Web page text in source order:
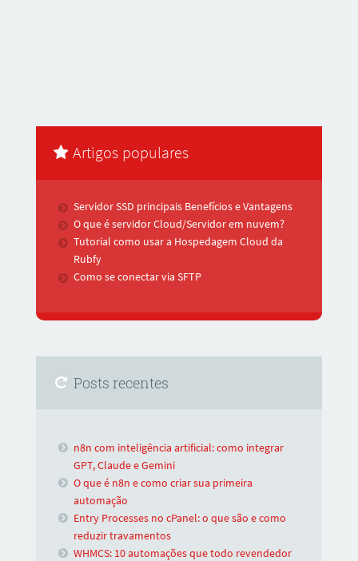
Artigos populares
Servidor SSD principais Benefícios e Vantagens
O que é servidor Cloud/Servidor em nuvem?
Tutorial como usar a Hospedagem Cloud da
Rubfy
Como se conectar via SFTP
Posts recentes
n8n com inteligência artificial: como integrar
GPT, Claude e Gemini
O que é n8n e como criar sua primeira
automação
Entry Processes no cPanel: o que são e como
reduzir travamentos
WHMCS: 10 automações que todo revendedor